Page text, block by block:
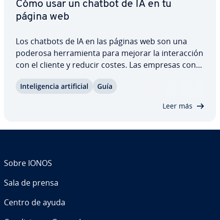
Cómo usar un chatbot de IA en tu
página web
Los chatbots de IA en las páginas web son una
poderosa he­rra­mie­n­ta para mejorar la in­ter­ac­ción
con el cliente y reducir costes. Las empresas con
su servicio de atención al cliente se be­ne­fi­cian
In­te­li­ge­n­cia ar­ti­fi­cial Guía
Leer más
Sobre IONOS
Sala de prensa
Centro de ayuda